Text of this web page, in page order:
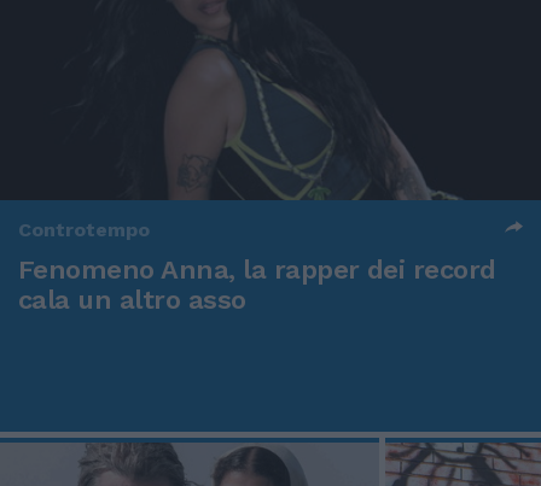
Controtempo
Fenomeno Anna, la rapper dei record
cala un altro asso